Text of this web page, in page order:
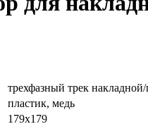
трехфазный трек
пластик, медь
179x179